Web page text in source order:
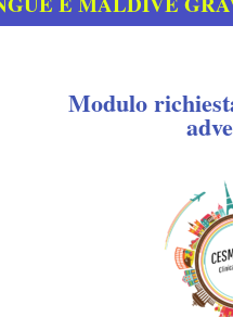
Modulo